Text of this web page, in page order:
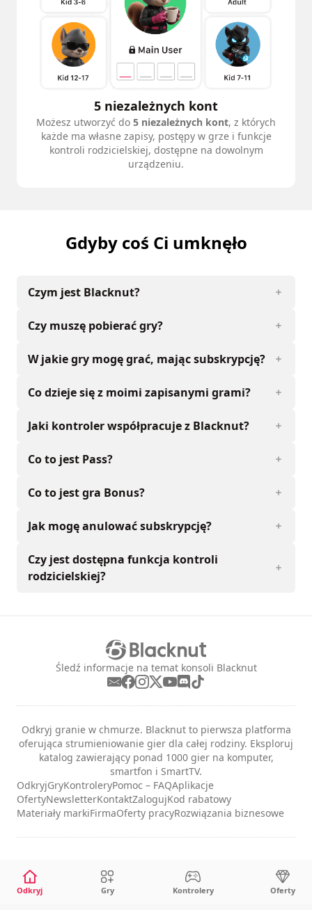
5 niezależnych kont
Możesz utworzyć do 5 niezależnych kont, z których
każde ma własne zapisy, postępy w grze i funkcje
kontroli rodzicielskiej, dostępne na dowolnym
urządzeniu.
Gdyby coś Ci umknęło
Czym jest Blacknut?
Czy muszę pobierać gry?
W jakie gry mogę grać, mając subskrypcję?
Co dzieje się z moimi zapisanymi grami?
Jaki kontroler współpracuje z Blacknut?
Co to jest Pass?
Co to jest gra Bonus?
Jak mogę anulować subskrypcję?
Czy jest dostępna funkcja kontroli
rodzicielskiej?
Śledź informacje na temat konsoli Blacknut
Odkryj granie w chmurze. Blacknut to pierwsza platforma
oferująca strumieniowanie gier dla całej rodziny. Eksploruj
katalog zawierający ponad 1000 gier na komputer,
smartfon i SmartTV.
OdkryjGryKontroleryPomoc – FAQAplikacje
OfertyNewsletterKontaktZalogujKod rabatowy
Materiały markiFirmaOferty pracyRozwiązania biznesowe
Informacje prawne
Warunki usług
Odkryj Gry Kontrolery Oferty